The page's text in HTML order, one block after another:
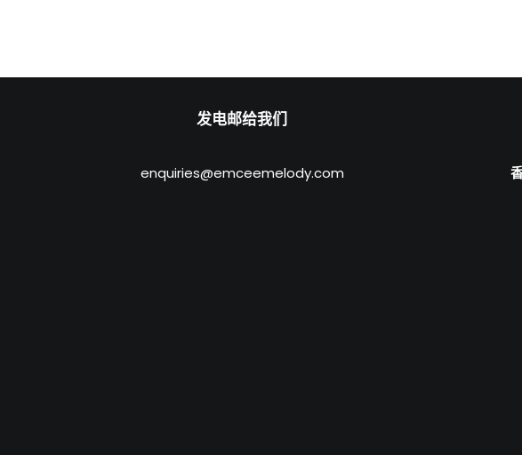
发电邮给我们
enquiries@emceemelody.com